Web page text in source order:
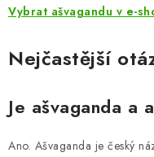
Vybrat ašvagandu v e-
Nejčastější
Je ašvaganda a
Ano. Ašvaganda je český